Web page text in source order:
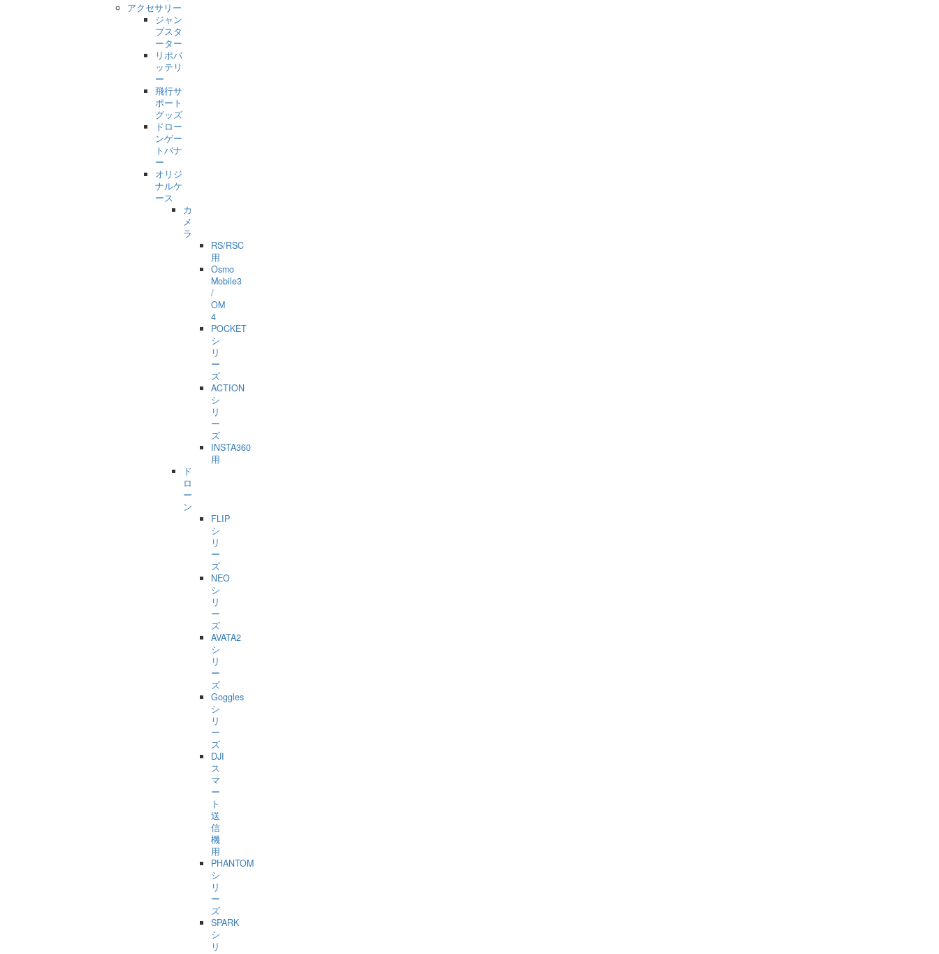
アクセサリー
ジャン
プスタ
ーター
リポバ
ッテリ
ー
飛行サ
ポート
グッズ
ドロー
ンゲー
トバナ
ー
オリジ
ナルケ
ース
カ
メ
ラ
RS/RSC
用
Osmo
Mobile3
/
OM
4
POCKET
シ
リ
ー
ズ
ACTION
シ
リ
ー
ズ
INSTA360
用
ド
ロ
ー
ン
FLIP
シ
リ
ー
ズ
NEO
シ
リ
ー
ズ
AVATA2
シ
リ
ー
ズ
Goggles
シ
リ
ー
ズ
DJI
ス
マ
ー
ト
送
信
機
用
PHANTOM
シ
リ
ー
ズ
SPARK
シ
リ